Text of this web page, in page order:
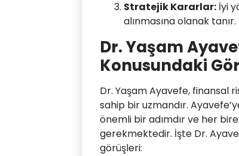
Stratejik Kararlar: İyi
alınmasına olanak tanır.
Dr. Yaşam
Konusundaki
Dr. Yaşam Ayavefe, finansal
sahip bir uzmandır.
önemli bir adımdır ve her
gerekmektedir. İşte Dr.
görüşleri: